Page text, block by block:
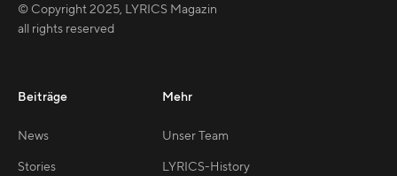
© Copyright2025, LYRICS Magazin
all rights reserved
Beiträge
News
Stories
Mehr
Unser Team
LYRICS-History